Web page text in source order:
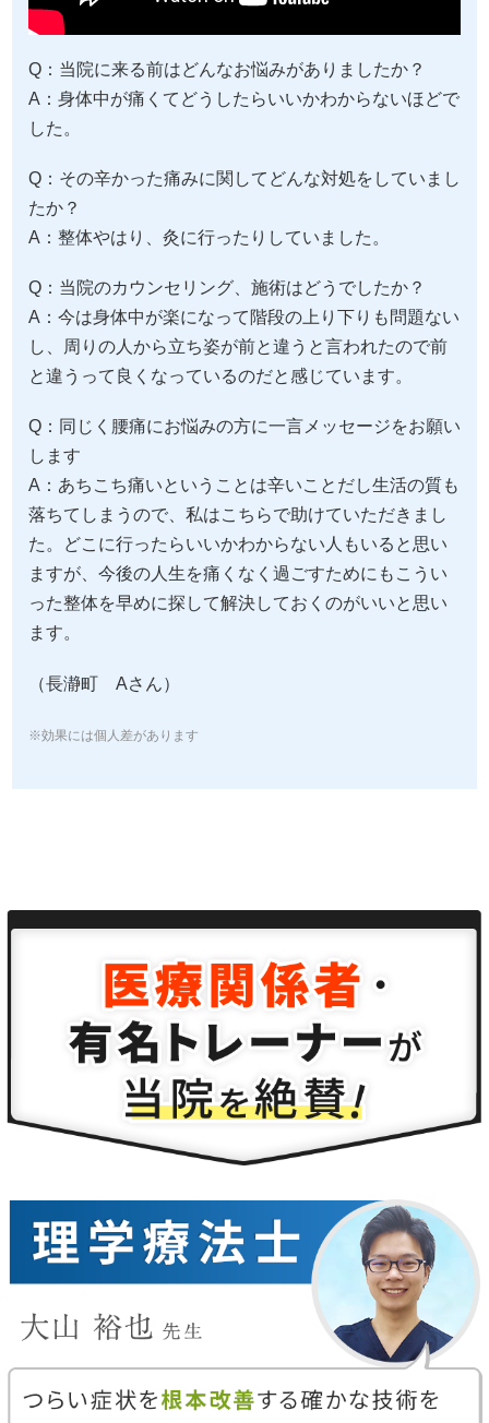
Q：当院に来る前はどんなお悩みがありましたか？
A：身体中が痛くてどうしたらいいかわからないほどで
した。
Q：その辛かった痛みに関してどんな対処をしていまし
たか？
A：整体やはり、灸に行ったりしていました。
Q：当院のカウンセリング、施術はどうでしたか？
A：今は身体中が楽になって階段の上り下りも問題ない
し、周りの人から立ち姿が前と違うと言われたので前
と違うって良くなっているのだと感じています。
Q：同じく腰痛にお悩みの方に一言メッセージをお願い
します
A：あちこち痛いということは辛いことだし生活の質も
落ちてしまうので、私はこちらで助けていただきまし
た。どこに行ったらいいかわからない人もいると思い
ますが、今後の人生を痛くなく過ごすためにもこうい
った整体を早めに探して解決しておくのがいいと思い
ます。
（長瀞町 Aさん）
※効果には個人差があります